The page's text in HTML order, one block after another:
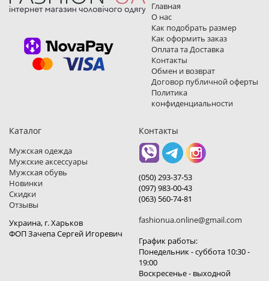
Главная
О нас
Как подобрать размер
Как оформить заказ
Оплата та Доставка
Контакты
Обмен и возврат
Договор публичной оферты
Политика
конфиденциальности
Каталог
Мужская одежда
Мужские аксессуары
Мужская обувь
Новинки
Скидки
Отзывы
Украина, г. Харьков
ФОП Зачепа Сергей Игоревич
Контакты
(050) 293-37-53
(097) 983-00-43
(063) 560-74-81
fashionua.online@gmail.com
График работы:
Понедельник - суббота 10:30 -
19:00
Воскресенье - выходной